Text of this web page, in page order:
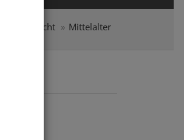
Sachunterricht Mittelalter